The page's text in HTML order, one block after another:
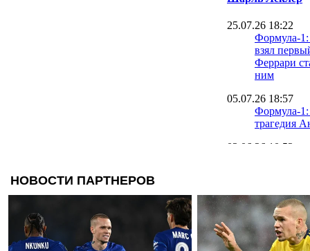
25.07.26 18:22
Формула-
взял
Феррари
ним
05.07.26 18:57
Формула-
трагедия
03.06.26 10:52
14.03.26 08:40
Рассел
Гран-при